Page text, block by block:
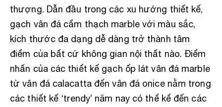
thượng. Dẫn đầu trong các xu hướng thiết kế,
gạch vân đá cẩm thạch marble với màu sắc,
kích thước đa dạng dễ dàng trở thành tâm
điểm của bất cứ không gian nội thất nào. Điểm
nhấn của các thiết kế gạch ốp lát vân đá marble
từ vân đá calacatta đến vân đá onice nằm trong
các thiết kế ‘trendy’ năm nay có thể kể đến các